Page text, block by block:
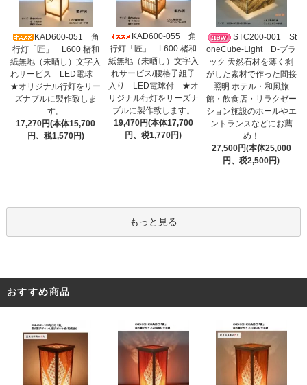
KAD600-051 角
行灯「匠」 L600 楮和
紙無地（未晒し）文字入
れサービス LED電球
★オリジナル行灯をリー
ズナブルに製作致しま
す。
17,270円(本体15,700
円、税1,570円)
KAD600-055 角
行灯「匠」 L600 楮和
紙無地（未晒し）文字入
れサービス/腰格子組子
入り LED電球付 ★オ
リジナル行灯をリーズナ
ブルに製作致します。
19,470円(本体17,700
円、税1,770円)
STC200-001 St
oneCube-Light D-ブラ
ック 天然石材を薄く剥
がした素材で作った間接
照明 ホテル・和風旅
館・飲食店・リラクゼー
ション施設のホールやエ
ントランスなどにお薦
め！
27,500円(本体25,000
円、税2,500円)
もっと見る
おすすめ商品